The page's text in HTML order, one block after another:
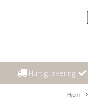
Hurtig levering
Hjem